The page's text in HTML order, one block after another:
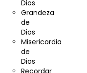
Dios
Grandeza
de
Dios
Misericordia
de
Dios